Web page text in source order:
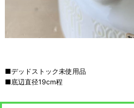
■デッドストック未使用品
■底辺直径19cm程